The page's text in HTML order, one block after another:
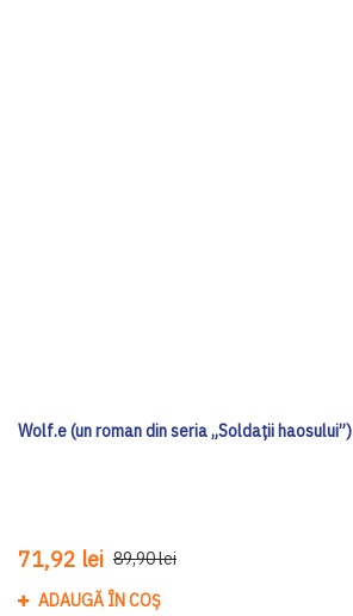
Wolf.e (un roman din seria „Soldații haosului”)
71,92 lei 89,90 lei
ADAUGĂ ÎN COȘ